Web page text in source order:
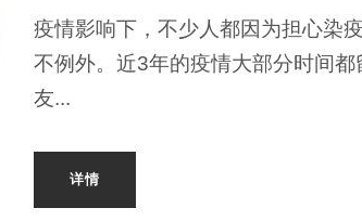
疫情影响下，不少人都因为担心染
不例外。近3年的疫情大部分时间
友...
详情